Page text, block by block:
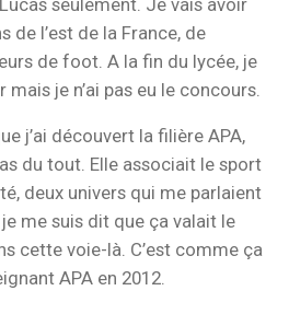
seulement. Je vais avoir
de l’est de la France, de
de foot. A la fin du lycée, je
je n’ai pas eu le concours.
j’ai découvert la filière APA,
du tout. Elle associait le sport
deux univers qui me parlaient
me suis dit que ça valait le
cette voie-là. C’est comme ça
APA en 2012.